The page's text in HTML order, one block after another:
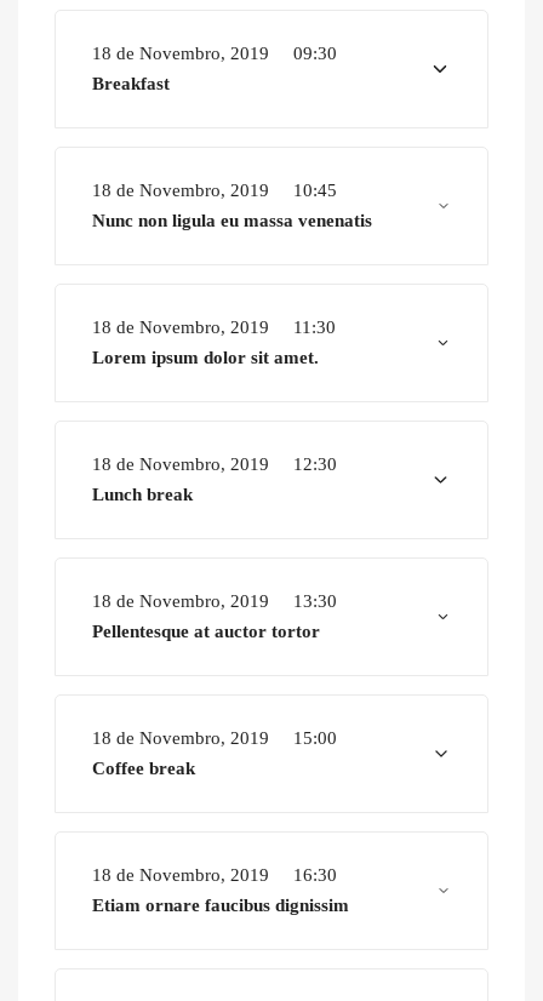
18 de Novembro, 2019
09:30
Breakfast
18 de Novembro, 2019
10:45
Nunc non ligula eu massa venenatis
18 de Novembro, 2019
11:30
Lorem ipsum dolor sit amet.
18 de Novembro, 2019
12:30
Lunch break
18 de Novembro, 2019
13:30
Pellentesque at auctor tortor
18 de Novembro, 2019
15:00
Coffee break
18 de Novembro, 2019
16:30
Etiam ornare faucibus dignissim